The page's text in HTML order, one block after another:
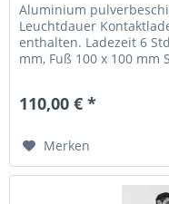
Aluminium
Leuchtdauer
enthalten. Ladezeit 6
mm, Fuß 100 x 100 mm
110,00 € *
Merken